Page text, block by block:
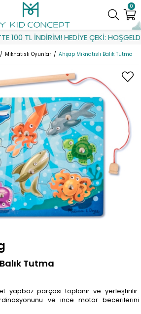
100 TL İNDİRİM! HEDİYE ÇEKİ: HOŞGELDİN
0
Mıknatıslı Oyunlar Ahşap Mıknatıslı Balık Tutma
Tutma
yapboz parçası toplanır ve yerleştirilir.
ve ince motor becerilerini